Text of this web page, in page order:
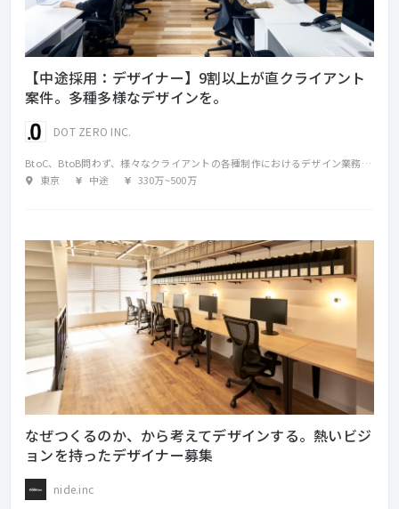
【中途採用：デザイナー】9割以上が直クライアント
案件。多種多様なデザインを。
DOT ZERO INC.
BtoC、BtoB問わず、様々なクライアントの各種制作におけるデザイン業務をお任せいたします。 ブランディングから携わることやプロモーションから依頼される案件もあり、デザイン業務だけでなく、企画提案から関わることができます。 クライアントとは直取引がほとんどのため、お客様との打ち合わせにも参加していただきます。 ご自身でのデザイン業務の他に、社外のパートナー（印刷会社やコーダー、カメラマンやライターなど）への指示出しも行いつつ、進めていただきます。 取り扱う媒体は多岐にわたりますので、様々な分野に関わり経験を積むことが可能です。 クライアントは有名アパレルメーカーをはじめ、コスメや食品、エンタメ関連など、お客様とのコミュニケーションを重視し、信頼関係を築きます。 流行に敏感でトレンドを意識している方にとてもおすすめです！ 【具体的な業務内容】 ・デザイン制作 ・撮影ディレクション（立ち合いあり） ・お客様との打ち合わせ 【主な制作物】 ・WEBサイト ・ランディングページ ・パンフレット ・パッケージ ・広告 ・DM ・フライヤー ・動画 ・ブランディング
東京
中途 330万~500万
なぜつくるのか、から考えてデザインする。熱いビジ
ョンを持ったデザイナー募集
nide.inc